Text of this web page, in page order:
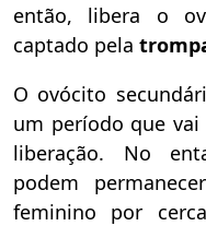
então, libera o
captado pela
O ovócito
um período que
liberação. No
podem
feminino por